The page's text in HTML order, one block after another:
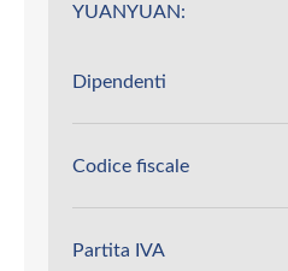
YUANYUAN:
Dipendenti
Codice fiscale
Partita IVA